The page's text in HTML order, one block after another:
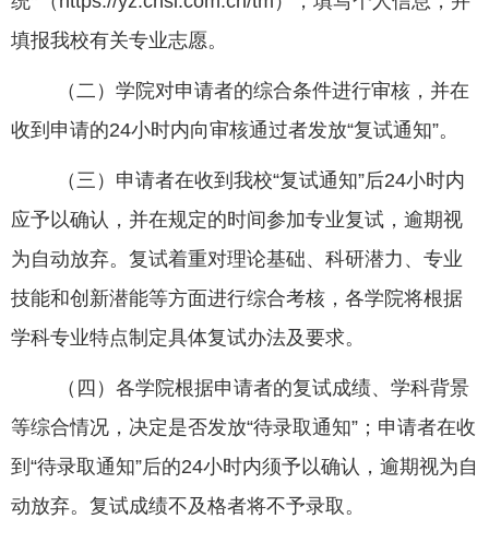
填报我校有关专业志愿。
（二）学院对申请者的综合条件进行审核，并在
收到申请的24小时内向审核通过者发放“复试通知”。
（三）申请者在收到我校“复试通知”后24小时内
应予以确认，并在规定的时间参加专业复试，逾期视
为自动放弃。复试着重对理论基础、科研潜力、专业
技能和创新潜能等方面进行综合考核，各学院将根据
学科专业特点制定具体复试办法及要求。
（四）各学院根据申请者的复试成绩、学科背景
等综合情况，决定是否发放“待录取通知” ；申请者在收
到 “待录取通知”后的24小时内须予以确认，逾期视为自
动放弃。复试成绩不及格者将不予录取。